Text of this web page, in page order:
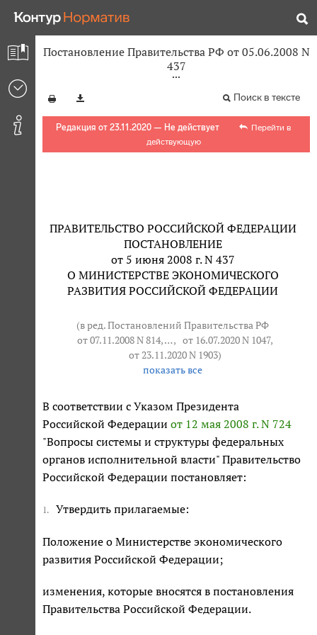
Постановление Правительства РФ от 05.06.2008 N
437
Поиск в тексте
Редакция от 23.11.2020 — Не действует
Перейти в
действующую
ПРАВИТЕЛЬСТВО РОССИЙСКОЙ ФЕДЕРАЦИИ
ПОСТАНОВЛЕНИЕ
от 5 июня 2008 г. N 437
О МИНИСТЕРСТВЕ ЭКОНОМИЧЕСКОГО
РАЗВИТИЯ РОССИЙСКОЙ ФЕДЕРАЦИИ
(в ред. Постановлений Правительства РФ
от 07.11.2008 N 814, … , от 16.07.2020 N 1047,
от 23.11.2020 N 1903)
показать все
В соответствии с Указом Президента
Российской Федерации от 12 мая 2008 г. N 724
"Вопросы системы и структуры федеральных
органов исполнительной власти" Правительство
Российской Федерации постановляет:
1. Утвердить прилагаемые:
Положение о Министерстве экономического
развития Российской Федерации;
изменения, которые вносятся в постановления
Правительства Российской Федерации.